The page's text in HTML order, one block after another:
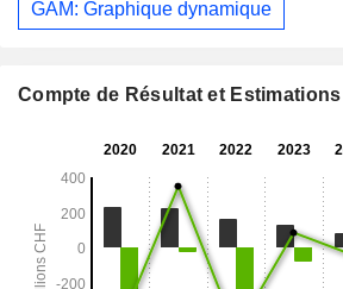
GAM: Graphique dynamique
Compte de Résultat et Estimations